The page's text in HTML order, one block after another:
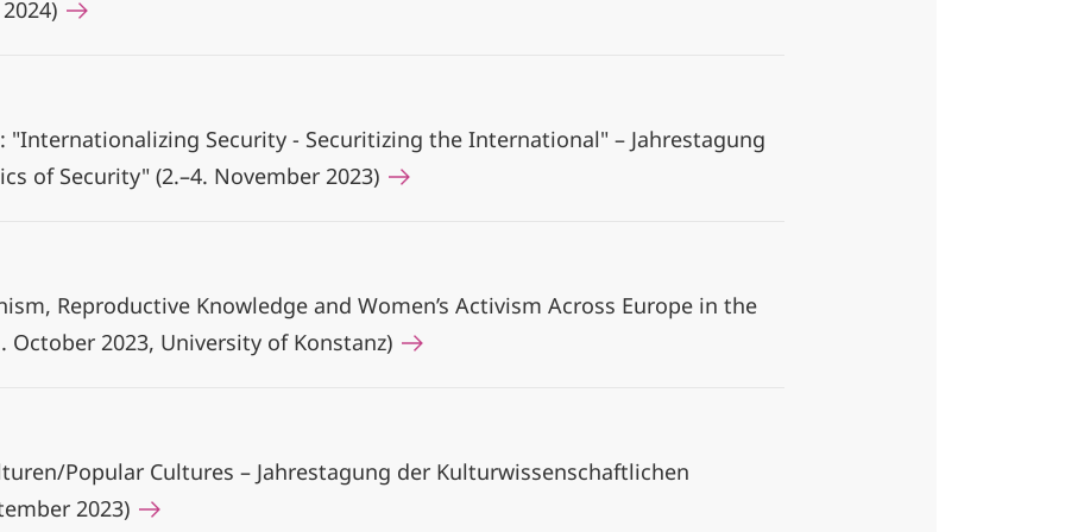
"Internationalizing Security - Securitizing the International" – Jahrestagung
of Security" (2.–4. November 2023)
Reproductive Knowledge and Women’s Activism Across Europe in the
October 2023, University of Konstanz)
Popular Cultures – Jahrestagung der Kulturwissenschaftlichen
2023)